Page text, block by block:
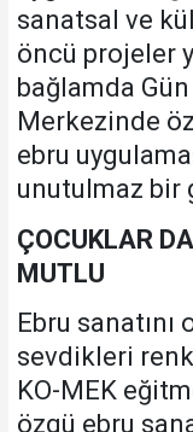
sanatsal ve
öncü projeler
bağlamda
Merkezinde
ebru
unutulmaz bir
ÇOCUKLAR
MUTLU
Ebru
sevdikleri
KO-MEK
özgü ebru